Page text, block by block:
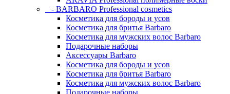
- BARBARO Professional cosmetics
Косметика для бороды и усов
Косметика для бритья Barbaro
Косметика для мужских волос Barbaro
Подарочные наборы
Аксессуары Barbaro
Косметика для бороды и усов
Косметика для бритья Barbaro
Косметика для мужских волос Barbaro
Подарочные наборы